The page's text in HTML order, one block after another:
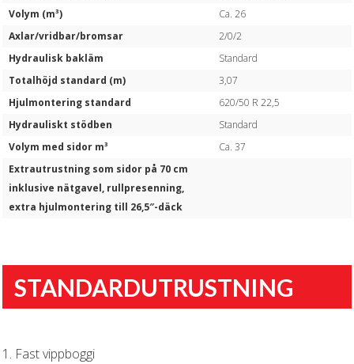
Volym (m³)
Ca. 26
Axlar/vridbar/bromsar
2/0/2
Hydraulisk bakläm
Standard
Totalhöjd standard (m)
3,07
Hjulmontering standard
620/50 R 22,5
Hydrauliskt stödben
Standard
Volym med sidor m³
Ca. 37
Extrautrustning som sidor på 70 cm
inklusive nätgavel, rullpresenning,
extra hjulmontering till 26,5″-däck
STANDARDUTRUSTNING
1. Fast vippboggi